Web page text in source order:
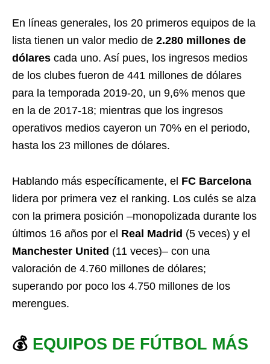
En líneas generales, los 20 primeros equipos de la
lista tienen un valor medio de 2.280 millones de
dólares cada uno. Así pues, los ingresos medios
de los clubes fueron de 441 millones de dólares
para la temporada 2019-20, un 9,6% menos que
en la de 2017-18; mientras que los ingresos
operativos medios cayeron un 70% en el periodo,
hasta los 23 millones de dólares.
Hablando más específicamente, el FC Barcelona
lidera por primera vez el ranking. Los culés se alza
con la primera posición –monopolizada durante los
últimos 16 años por el Real Madrid (5 veces) y el
Manchester United (11 veces)– con una
valoración de 4.760 millones de dólares;
superando por poco los 4.750 millones de los
merengues.
💰 EQUIPOS DE FÚTBOL MÁS